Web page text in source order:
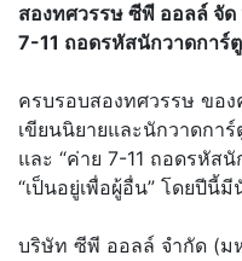
สองทศวรรษ ซีพี ออลล์ จัด
7-11 ถอดรหัสนักวาดการ์
ครบรอบสองทศวรรษ ขอ
เขียนนิยายและนักวาดกา
และ “ค่าย 7-11 ถอดรหัส
“เป็นอยู่เพื่อผู้อื่น” โดยปีนี้มี
บริษัท ซีพี ออลล์ จำกัด (ม